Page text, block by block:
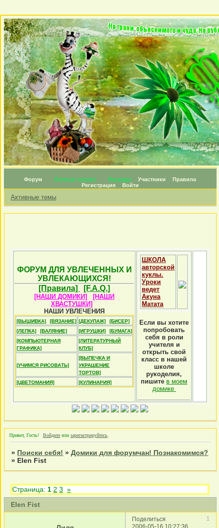
Форум Личные топики Награды Участники
Правила
Регистрация
Войти
Активные темы
ФОРУМ ДЛЯ УВЛЕЧЕННЫХ И
УВЛЕКАЮЩИХСЯ!
[Правила]
[F.A.Q.]
[НАШИ ДОМИКИ]
[НАШИ
ХВАСТУШКИ]
НАШИ УВЛЕЧЕНИЯ
[ВЫШИВКА] [ВЯЗАНИЕ] [ДЕКУПАЖ]
[БИСЕР]
[ЛЕПКА]
[ВАЛЯНИЕ] [ИГРУШКИ]
[БУМАГА]
[КОМПЬЮТЕРНАЯ
ГРАФИКА]
[ЛИТЕРАТУРНЫЙ
КЛУБ]
[УЧИМСЯ РИСОВАТЬ]
[ВЫПЕЧКА И
УКРАШЕНИЕ
ТОРТОВ]
[ЦВЕТОМАНИЯ]
[КУЛИНАРИЯ]
ШКОЛА
авторской
куклы.
Уроки
ведет
Акуна
Матата
Если вы хотите
попробовать
себя в роли
учителя и
открыть свой
класс в нашей
школе
рукоделия,
пишите в моем
домике
Привет, Гость! Войдите или зарегистрируйтесь
» Поиски себя! »Домики для форумчан! Познакомимся?
» Elen Fist
Elen Fist
Страница: 1 2 3 »
Поделиться
1
2006-05-16 10:27:36